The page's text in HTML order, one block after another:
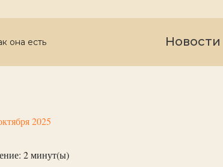
она есть Новости
2025
2минут(ы)